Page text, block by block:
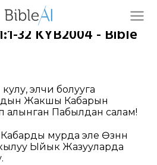
32 KYB2004 - Bible
элчи болууга
Жакшы Кабарын
алынган Пабылдан салам!
мурда эле Өзүнүн
Ыйык Жазууларда